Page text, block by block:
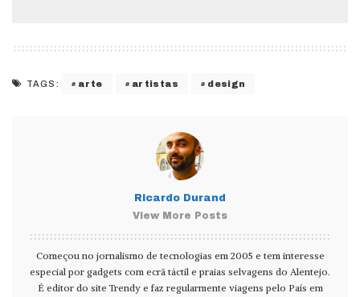
TAGS: arte artistas design
Ricardo Durand
View More Posts
Começou no jornalismo de tecnologias em 2005 e tem interesse
especial por gadgets com ecrã táctil e praias selvagens do Alentejo.
É editor do site Trendy e faz regularmente viagens pelo País em